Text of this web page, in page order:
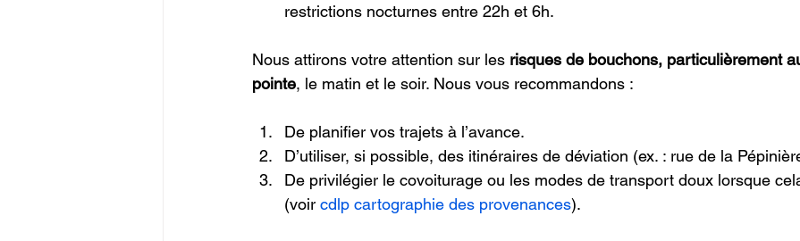
restrictions nocturnes entre 22h et 6h.
Nous attirons votre attention sur les risques de bouchons, particulièrement
pointe, le matin et le soir. Nous vous recommandons :
De planifier vos trajets à l’avance.
D’utiliser, si possible, des itinéraires de déviation (ex. : rue de la
De privilégier le covoiturage ou les modes de transport doux lorsque
(voir cdlp cartographie des provenances).